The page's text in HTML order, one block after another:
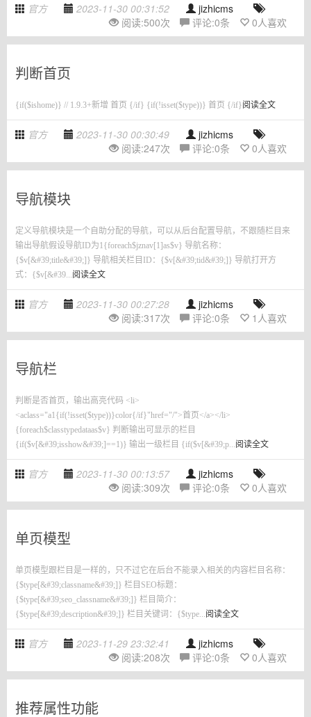
官方 2023-11-30 00:31:52
jizhicms
阅读:500次 评论:0条 0人喜欢
判断首页
{if($ishome)} // 1.9.3+新增 首页 {/if} {if(!isset($type))} 首页 {/if}阅读全文
官方 2023-11-30 00:30:49
jizhicms
阅读:247次 评论:0条 0人喜欢
导航模块
定义导航模块是一个自助分配的导航，可以从后台配置导航，不跟随栏目来
输出导航假设导航ID为1{foreach$jznav[1]as$v} 导航名称：
{$v[&#39;title&#39;]} 导航相关栏目ID：{$v[&#39;tid&#39;]} 导航打开方
式：{$v[&#39...阅读全文
官方 2023-11-30 00:27:28
jizhicms
阅读:317次 评论:0条 1 人喜欢
导航栏
判断是否首页，输出高亮代码 <li>
<aclass="a1{if(!isset($type))}color{/if}"href="/">首页</a></li>
{foreach$classtypedataas$v} 判断输出可显示的栏目
{if($v[&#39;isshow&#39;]==1)} 输出一级栏目 {if($v[&#39;p...阅读全文
官方 2023-11-30 00:13:57
jizhicms
阅读:309次 评论:0条 0人喜欢
单页模型
单页模型跟栏目是一样的，只不过它在后台不能录入相关的内容栏目名称：
{$type[&#39;classname&#39;]} 栏目SEO标题：
{$type[&#39;seo_classname&#39;]} 栏目简介：
{$type[&#39;description&#39;]} 栏目关键词：{$type...阅读全文
官方 2023-11-29 23:32:41
jizhicms
阅读:208次 评论:0条 0人喜欢
推荐属性功能